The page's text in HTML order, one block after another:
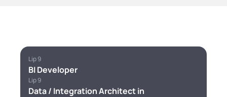
Lip 9
BI Developer
Lip 9
Data / Integration Architect in